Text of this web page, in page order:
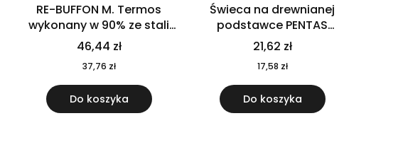
RE-BUFFON M. Termos
wykonany w 90% ze stali
nierdzewnej pochodzącej z
recyklingu 520 ml 94294
46,44 zł
37,76 zł
Do koszyka
Świeca na drewnianej
podstawce PENTAS
MO6282-40
21,62 zł
17,58 zł
Do koszyka